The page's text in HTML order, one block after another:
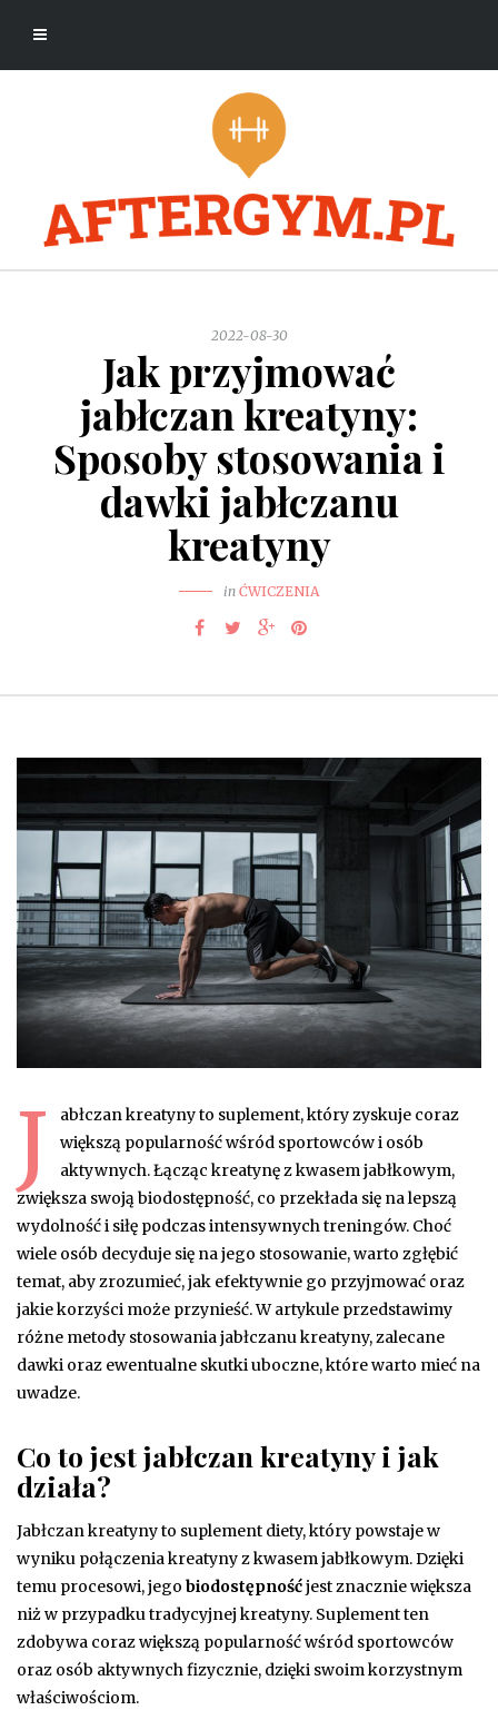
2022-08-30
Jak przyjmować
jabłczan kreatyny:
Sposoby stosowania i
dawki jabłczanu
kreatyny
in ĆWICZENIA
J
abłczan kreatyny to suplement, który zyskuje coraz
większą popularność wśród sportowców i osób
aktywnych. Łącząc kreatynę z kwasem jabłkowym,
zwiększa swoją biodostępność, co przekłada się na lepszą
wydolność i siłę podczas intensywnych treningów. Choć
wiele osób decyduje się na jego stosowanie, warto zgłębić
temat, aby zrozumieć, jak efektywnie go przyjmować oraz
jakie korzyści może przynieść. W artykule przedstawimy
różne metody stosowania jabłczanu kreatyny, zalecane
dawki oraz ewentualne skutki uboczne, które warto mieć na
uwadze.
Co to jest jabłczan kreatyny i jak
działa?
Jabłczan kreatyny to suplement diety, który powstaje w
wyniku połączenia kreatyny z kwasem jabłkowym. Dzięki
temu procesowi, jego biodostępnośćjest znacznie większa
niż w przypadku tradycyjnej kreatyny. Suplement ten
zdobywa coraz większą popularność wśród sportowców
oraz osób aktywnych fizycznie, dzięki swoim korzystnym
właściwościom.